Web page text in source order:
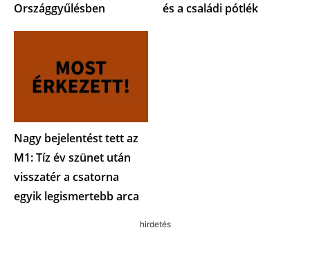
Országgyűlésben
és a családi pótlék
Nagy bejelentést tett az
M1: Tíz év szünet után
visszatér a csatorna
egyik legismertebb arca
hirdetés